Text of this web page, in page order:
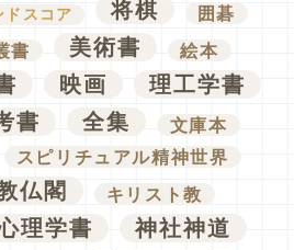
ドスコア 将棋 囲碁
書 美術書
絵本
映画
理工学書
書
全集
文庫本
スピリチュアル精神世界
仏閣
キリスト教
理学書 神社神道